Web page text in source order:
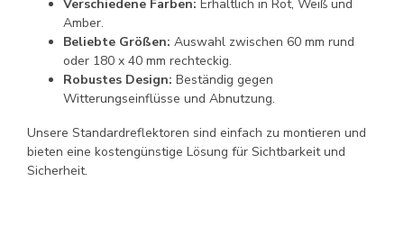
Verschiedene Farben: Erhältlich in Rot, Weiß und
Amber.
Beliebte Größen: Auswahl zwischen 60 mm rund
oder 180 x 40 mm rechteckig.
Robustes Design: Beständig gegen
Witterungseinflüsse und Abnutzung.
Unsere Standardreflektoren sind einfach zu montieren und
bieten eine kostengünstige Lösung für Sichtbarkeit und
Sicherheit.